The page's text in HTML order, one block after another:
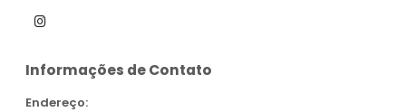
Informações de Contato
Endereço: